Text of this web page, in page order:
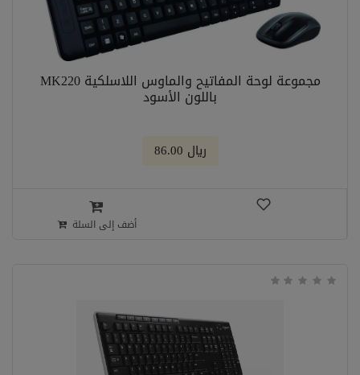
مجموعة لوحة المفاتيح والماوس اللاسلكية MK220
باللون الأسود
﷼ 86.00
أضف إلى السلة